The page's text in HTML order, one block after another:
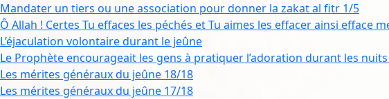
Mandater un tiers ou une association pour donner la zakat al fitr 1/5
Ô Allah ! Certes Tu effaces les péchés et Tu aimes les effacer ainsi efface
L’éjaculation volontaire durant le jeûne
Le Prophète encourageait les gens à pratiquer l’adoration durant les
Les mérites généraux du jeûne 18/18
Les mérites généraux du jeûne 17/18